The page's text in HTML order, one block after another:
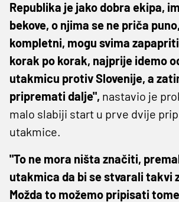
Republika je jako dobra ekipa,
bekove, o njima se ne priča
kompletni, mogu svima
korak po korak, najprije idemo
utakmicu protiv Slovenije, a
pripremati dalje", nastavio je
malo slabiji start u prve dvije
utakmice.
"To ne mora ništa značiti,
utakmica da bi se stvarali takvi
Možda to možemo pripisati